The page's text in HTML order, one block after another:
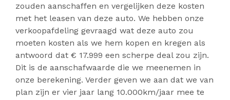
zouden aanschaffen en vergelijken deze kosten
met het leasen van deze auto. We hebben onze
verkoopafdeling gevraagd wat deze auto zou
moeten kosten als we hem kopen en kregen als
antwoord dat € 17.999 een scherpe deal zou zijn.
Dit is de aanschafwaarde die we meenemen in
onze berekening. Verder geven we aan dat we van
plan zijn er vier jaar lang 10.000km/jaar mee te